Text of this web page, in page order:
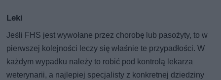
Leki
Jeśli FHS jest wywołane przez chorobę lub pasożyty, to w
pierwszej kolejności leczy się właśnie te przypadłości. W
każdym wypadku należy to robić pod kontrolą lekarza
weterynarii, a najlepiej specjalisty z konkretnej dziedziny